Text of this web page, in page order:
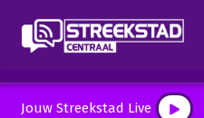
Jouw Streekstad Live